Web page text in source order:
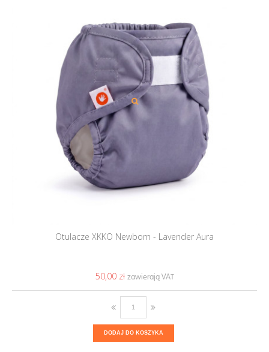
Otulacze XKKO Newborn - Lavender Aura
50,00 ‎zł
DODAJ DO KOSZYKA